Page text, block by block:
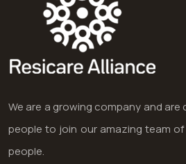
We are a growing company and
people to join our amazing team
people.